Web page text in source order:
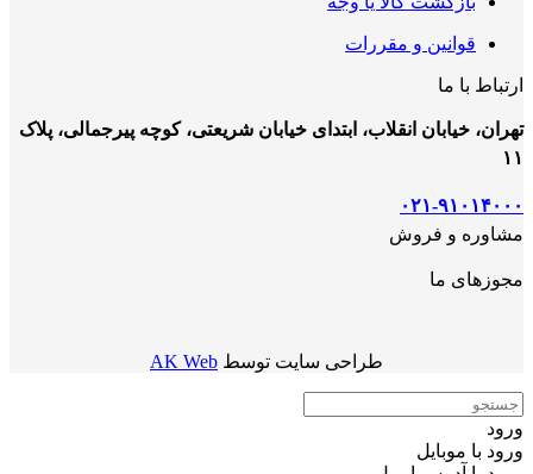
قوانین و مقررات
ارتباط با ما
تهران، خیابان انقلاب، ابتدای خیابان شریعتی، کوچه پیرجمالی، پلاک
۱۱
۰۲۱-۹۱۰۱۴۰۰۰
مشاوره و فروش
مجوزهای ما
طراحی سایت توسط AK Web
ورود
ورود با موبایل